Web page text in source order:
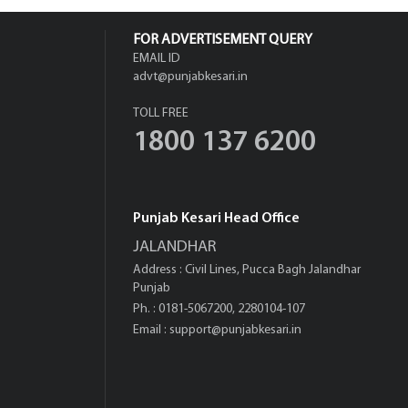
FOR ADVERTISEMENT QUERY
EMAIL ID
advt@punjabkesari.in
TOLL FREE
1800 137 6200
Punjab Kesari Head Office
JALANDHAR
Address : Civil Lines, Pucca Bagh Jalandhar
Punjab
Ph. : 0181-5067200, 2280104-107
Email : support@punjabkesari.in